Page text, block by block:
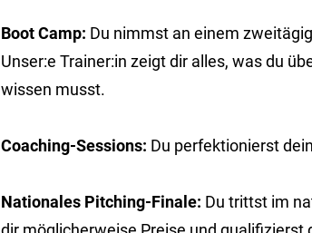
Boot Camp: Du nimmst an einem
Unser:e Trainer:in zeigt dir alles, was du
wissen musst.
Coaching-Sessions: Du perfektionierst
Nationales Pitching-Finale: Du trittst im